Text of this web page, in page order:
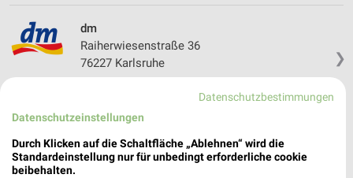
❯
dm
Raiherwiesenstraße 36
76227 Karlsruhe
Drogerie & Parfümerie Angebote für Ettlingen
und Umgebung
Datenschutzbestimmungen
Datenschutzeinstellungen
Durch Klicken auf die Schaltfläche „Ablehnen“ wird die
Standardeinstellung nur für unbedingt erforderliche cookie
beibehalten.